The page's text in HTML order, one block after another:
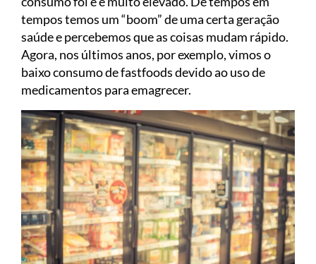
tempos temos um “boom” de uma certa geração
saúde e percebemos que as coisas mudam rápido.
Agora, nos últimos anos, por exemplo, vimos o
baixo consumo de fastfoods devido ao uso de
medicamentos para emagrecer.